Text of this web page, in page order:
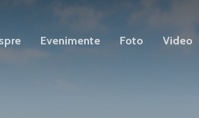
Evenimente Foto Video